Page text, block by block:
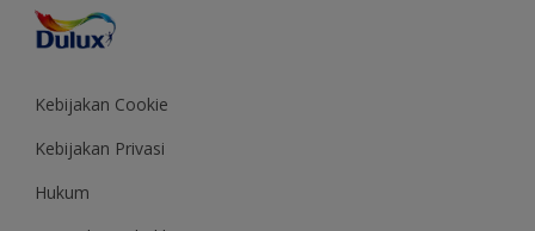
Saran Mendekorasi
Colour of the Year
Kebijakan Cookie
Kebijakan Privasi
Hukum